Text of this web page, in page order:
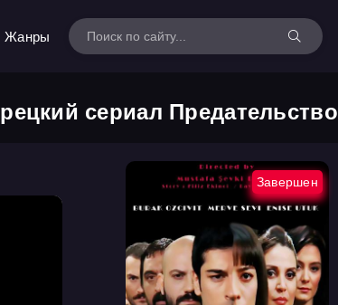
Жанры
сериал Предательство
Завершен